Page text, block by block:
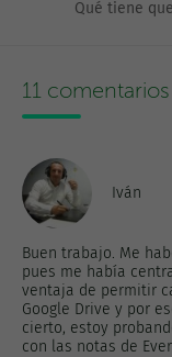
Qué tiene
11 comentarios
Iván
Buen trabajo. Me
pues me había
ventaja de permitir
Google Drive y por
cierto, estoy
con las notas de